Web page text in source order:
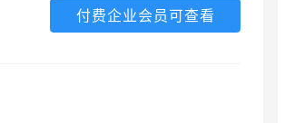
付费企业会员可查看